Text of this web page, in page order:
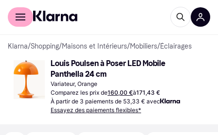
Acheter avec Klarna
Klarna/Shopping/Maisons et Intérieurs/Mobiliers/Éclairages
Louis Poulsen à Poser LED Mobile
Panthella 24 cm
Variateur, Orange
Comparez les prix de160,00 €à171,43 €
À partir de 3 paiements de 53,33 € avec
Essayez des paiements flexibles*